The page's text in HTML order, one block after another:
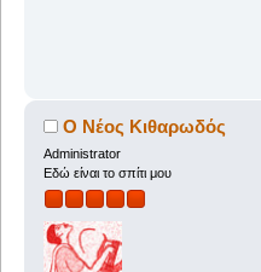
Ο Νέος Κιθαρωδός
Administrator
Εδώ είναι το σπίτι μου